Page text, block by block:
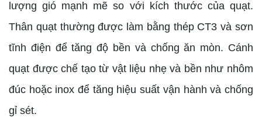
lượng gió mạnh mẽ so với kích thước của quạt.
Thân quạt thường được làm bằng thép CT3 và sơn
tĩnh điện để tăng độ bền và chống ăn mòn. Cánh
quạt được chế tạo từ vật liệu nhẹ và bền như nhôm
đúc hoặc inox để tăng hiệu suất vận hành và chống
gỉ sét.